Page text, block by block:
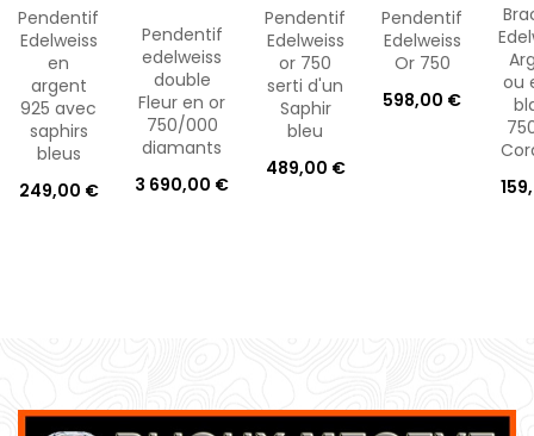
Pendentif
Edelweiss
en
argent
925 avec
saphirs
bleus
249,00 €
Pendentif
edelweiss
double
Fleur en or
750/000
diamants
3 690,00 €
Pendentif
Edelweiss
or 750
serti d'un
Saphir
bleu
489,00 €
Pendentif
Edelweiss
Or 750
598,00 €
ou